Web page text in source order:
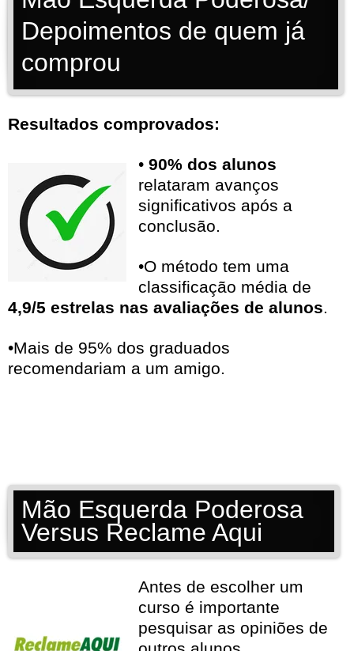
Depoimentos de quem já
comprou
Resultados comprovados:
• 90% dos alunos
relataram avanços
significativos após a
conclusão.
•O método tem uma
classificação média de
4,9/5 estrelas nas avaliações de alunos.
•Mais de 95% dos graduados
recomendariam a um amigo.
Mão Esquerda Poderosa
Versus Reclame Aqui
Antes de escolher um
curso é importante
pesquisar as opiniões de